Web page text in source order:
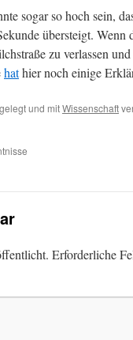
sogar so hoch sein,
übersteigt. Wenn
zu verlassen
hathier noch einige
und mitWissenschaft
Erforderliche